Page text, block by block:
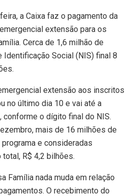
a Caixa faz o pagamento da
extensão para os
Cerca de 1,6 milhão de
Social (NIS) final 8
extensão aos inscritos
no último dia 10 e vai até a
conforme o dígito final do NIS.
mais de 16 milhões de
e consideradas
R$ 4,2 bilhões.
Família nada muda em relação
O recebimento do